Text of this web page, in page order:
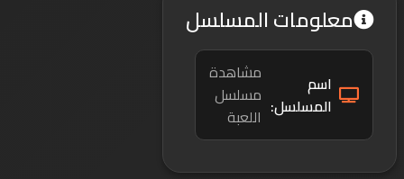
معلومات المسلسل
اسم
المسلسل:
مشاهدة
مسلسل
اللعبة